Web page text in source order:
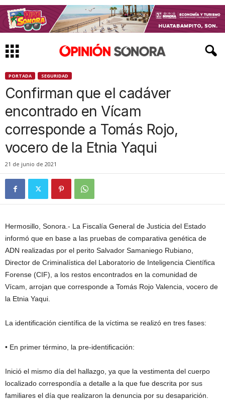
PORTADA SEGURIDAD
Confirman que el cadáver
encontrado en Vícam
corresponde a Tomás Rojo,
vocero de la Etnia Yaqui
21 de junio de 2021
Hermosillo, Sonora.- La Fiscalía General de Justicia del Estado
informó que en base a las pruebas de comparativa genética de
ADN realizadas por el perito Salvador Samaniego Rubiano,
Director de Criminalística del Laboratorio de Inteligencia Científica
Forense (CIF), a los restos encontrados en la comunidad de
Vícam, arrojan que corresponde a Tomás Rojo Valencia, vocero de
la Etnia Yaqui.
La identificación científica de la víctima se realizó en tres fases:
• En primer término, la pre-identificación:
Inició el mismo día del hallazgo, ya que la vestimenta del cuerpo
localizado correspondía a detalle a la que fue descrita por sus
familiares el día que realizaron la denuncia por su desaparición.